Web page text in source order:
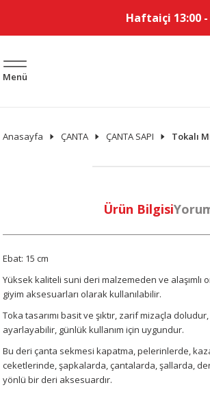
Haftaiçi 13:00
Menü
Anasayfa ÇANTA ÇANTA SAPI Tokalı
Ürün Bilgisi
Ebat: 15 cm
Yüksek kaliteli suni deri malzemeden ve alaşımlı
giyim aksesuarları olarak kullanılabilir.
Toka tasarımı basit ve şıktır, zarif mizaçla
ayarlayabilir, günlük kullanım için uygundur.
Bu deri çanta sekmesi kapatma, pelerinlerde,
ceketlerinde, şapkalarda, çantalarda, şallarda,
yönlü bir deri aksesuardır.